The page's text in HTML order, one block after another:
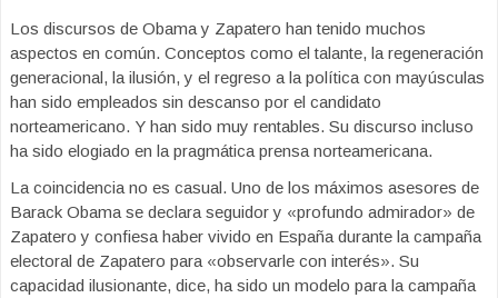
Los discursos de Obama y Zapatero han tenido muchos
aspectos en común. Conceptos como el talante, la regeneración
generacional, la ilusión, y el regreso a la política con mayúsculas
han sido empleados sin descanso por el candidato
norteamericano. Y han sido muy rentables. Su discurso incluso
ha sido elogiado en la pragmática prensa norteamericana.
La coincidencia no es casual. Uno de los máximos asesores de
Barack Obama se declara seguidor y «profundo admirador» de
Zapatero y confiesa haber vivido en España durante la campaña
electoral de Zapatero para «observarle con interés». Su
capacidad ilusionante, dice, ha sido un modelo para la campaña